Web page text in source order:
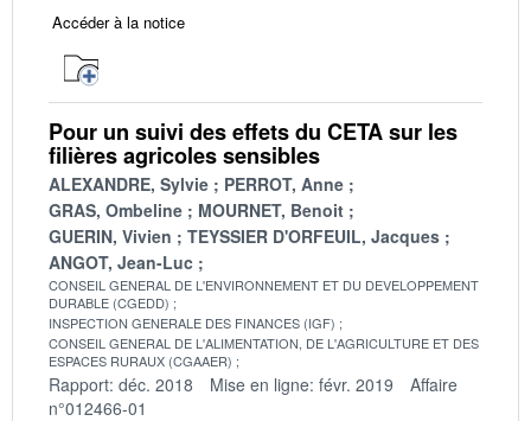
Accéder à la notice
Pour un suivi des effets du CETA sur les
filières agricoles sensibles
ALEXANDRE, Sylvie
PERROT, Anne
GRAS, Ombeline
MOURNET, Benoit
GUERIN, Vivien
TEYSSIER D'ORFEUIL, Jacques
ANGOT, Jean-Luc
CONSEIL GENERAL DE L'ENVIRONNEMENT ET DU DEVELOPPEMENT
DURABLE (CGEDD)
INSPECTION GENERALE DES FINANCES (IGF)
CONSEIL GENERAL DE L'ALIMENTATION, DE L'AGRICULTURE ET DES
ESPACES RURAUX (CGAAER)
Rapport: déc. 2018 Mise en ligne: févr. 2019
Affaire
n°012466-01